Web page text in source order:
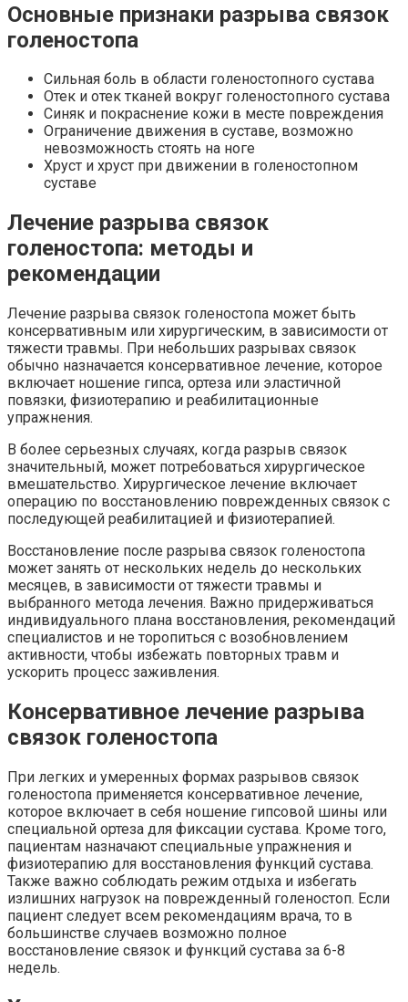
Основные признаки разрыва связок
голеностопа
Сильная боль в области голеностопного сустава
Отек и отек тканей вокруг голеностопного сустава
Синяк и покраснение кожи в месте повреждения
Ограничение движения в суставе, возможно
невозможность стоять на ноге
Хруст и хруст при движении в голеностопном
суставе
Лечение разрыва связок
голеностопа: методы и
рекомендации
Лечение разрыва связок голеностопа может быть
консервативным или хирургическим, в зависимости от
тяжести травмы. При небольших разрывах связок
обычно назначается консервативное лечение, которое
включает ношение гипса, ортеза или эластичной
повязки, физиотерапию и реабилитационные
упражнения.
В более серьезных случаях, когда разрыв связок
значительный, может потребоваться хирургическое
вмешательство. Хирургическое лечение включает
операцию по восстановлению поврежденных связок с
последующей реабилитацией и физиотерапией.
Восстановление после разрыва связок голеностопа
может занять от нескольких недель до нескольких
месяцев, в зависимости от тяжести травмы и
выбранного метода лечения. Важно придерживаться
индивидуального плана восстановления, рекомендаций
специалистов и не торопиться с возобновлением
активности, чтобы избежать повторных травм и
ускорить процесс заживления.
Консервативное лечение разрыва
связок голеностопа
При легких и умеренных формах разрывов связок
голеностопа применяется консервативное лечение,
которое включает в себя ношение гипсовой шины или
специальной ортеза для фиксации сустава. Кроме того,
пациентам назначают специальные упражнения и
физиотерапию для восстановления функций сустава.
Также важно соблюдать режим отдыха и избегать
излишних нагрузок на поврежденный голеностоп. Если
пациент следует всем рекомендациям врача, то в
большинстве случаев возможно полное
восстановление связок и функций сустава за 6-8
недель.